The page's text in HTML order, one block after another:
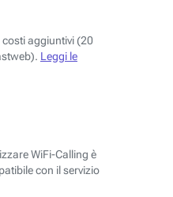
costi aggiuntivi (20
Leggi le
WiFi-Calling è
con il servizio